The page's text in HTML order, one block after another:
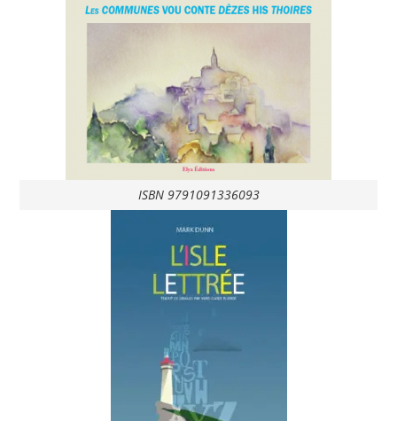
ISBN 9791091336093